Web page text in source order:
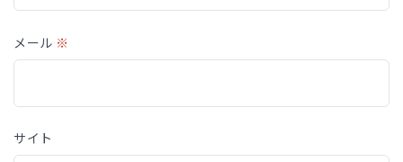
メール ※
サイト